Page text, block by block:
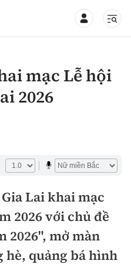
mạc Lễ hội
2026
Lai khai mạc
2026 với chủ đề
2026", mở màn
hè, quảng bá hình